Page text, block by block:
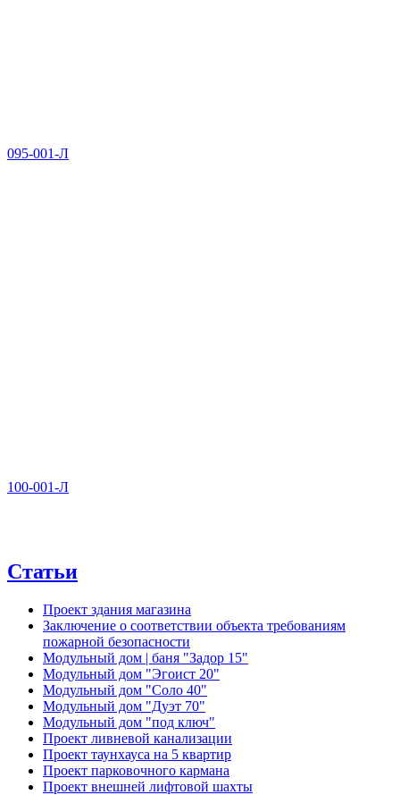
095-001-Л
100-001-Л
Статьи
Проект здания магазина
Заключение о соответствии объекта требованиям
пожарной безопасности
Модульный дом | баня "Задор 15"
Модульный дом "Эгоист 20"
Модульный дом "Соло 40"
Модульный дом "Дуэт 70"
Модульный дом "под ключ"
Проект ливневой канализации
Проект таунхауса на 5 квартир
Проект парковочного кармана
Проект внешней лифтовой шахты